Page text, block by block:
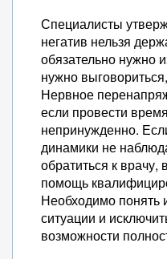
Специалисты
негатив нельзя
обязательно нужно
нужно
Нервное
если провести
непринужденно.
динамики не
обратиться к
помощь
Необходимо понять
ситуации и
возможности